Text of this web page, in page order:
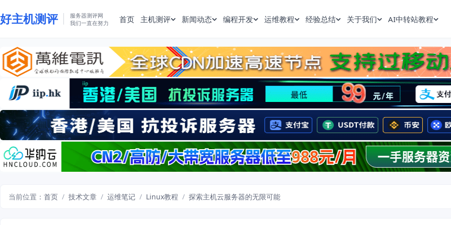
好主机测评
服务器测评网
我们一直在努力
首页 主机测评 新闻动态 编程开发 运维教程 经验总结 关于我们 AI中转站教程
当前位置： 首页 / 技术文章 / 运维笔记 / Linux教程 / 探索主机云服务器的无限可能